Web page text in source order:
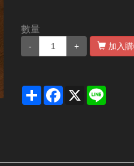
數量
- + 加入
Share Facebook
X